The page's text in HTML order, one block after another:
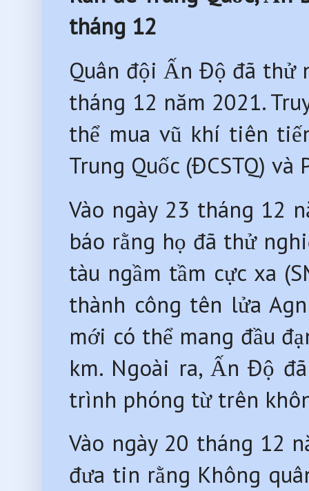
tháng 12
Quân đội Ấn Độ đã thử
tháng 12 năm 2021.
thể mua vũ khí tiên
Trung Quốc (ĐCSTQ) và
Vào ngày 23 tháng 12
báo rằng họ đã thử
tàu ngầm tầm cực xa
thành công tên lửa
mới có thể mang đầu
km. Ngoài ra, Ấn Độ
trình phóng từ trên
Vào ngày 20 tháng 12
đưa tin rằng Không